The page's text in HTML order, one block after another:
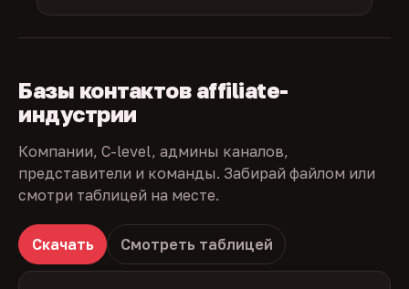
Базы контактов affiliate-
индустрии
Компании, C-level, админы каналов,
представители и команды. Забирай файлом или
смотри таблицей на месте.
Скачать Смотреть таблицей